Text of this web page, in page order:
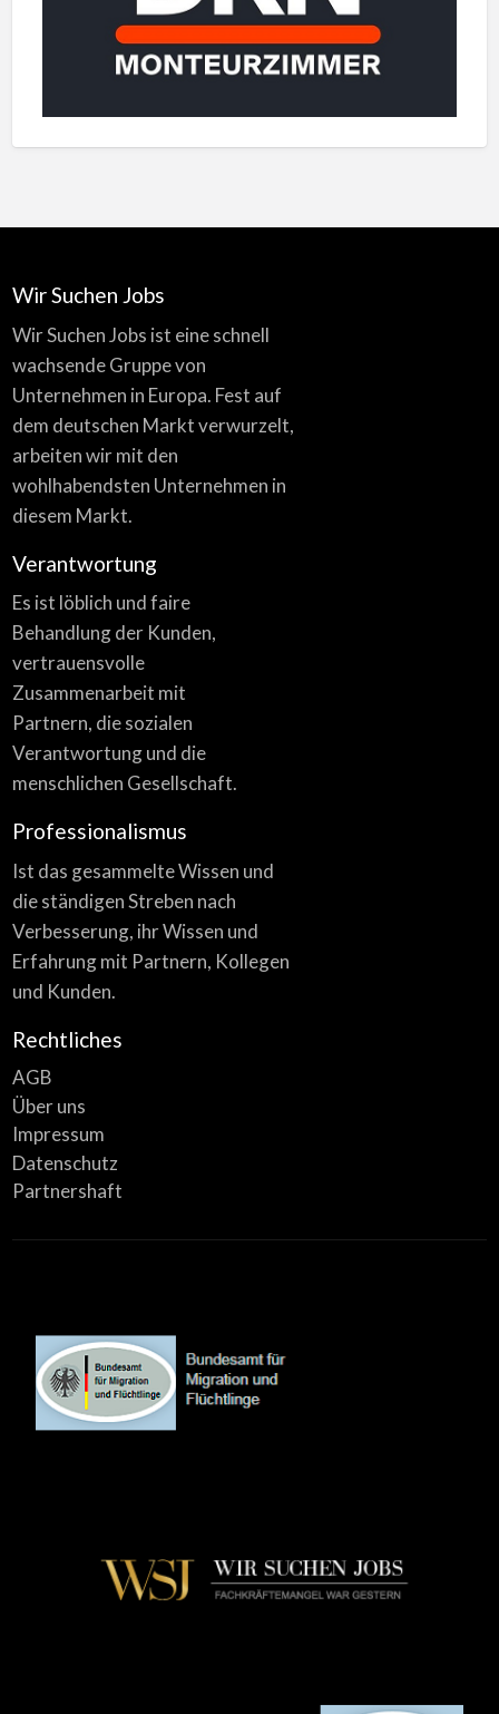
Wir Suchen Jobs
Wir Suchen Jobs ist eine schnell
wachsende Gruppe von
Unternehmen in Europa. Fest auf
dem deutschen Markt verwurzelt,
arbeiten wir mit den
wohlhabendsten Unternehmen in
diesem Markt.
Verantwortung
Es ist löblich und faire
Behandlung der Kunden,
vertrauensvolle
Zusammenarbeit mit
Partnern, die sozialen
Verantwortung und die
menschlichen Gesellschaft.
Professionalismus
Ist das gesammelte Wissen und
die ständigen Streben nach
Verbesserung, ihr Wissen und
Erfahrung mit Partnern, Kollegen
und Kunden.
Rechtliches
AGB
Über uns
Impressum
Datenschutz
Partnershaft